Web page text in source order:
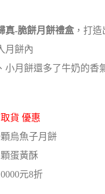
真-脆餅月餅禮盒，打造
月餅內
小月餅還多了牛奶的香
貨 優惠
烏魚子月餅
蛋黃酥
元8折